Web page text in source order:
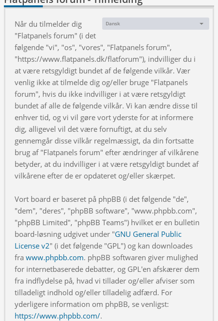
Sprog:
Dansk
Når du tilmelder dig
"Flatpanels forum" (i det
følgende "vi", "os", "vores", "Flatpanels forum",
"https://www.flatpanels.dk/flatforum"), indvilliger du i
at være retsgyldigt bundet af de følgende vilkår. Vær
venlig ikke at tilmelde dig og/eller bruge "Flatpanels
forum", hvis du ikke indvilliger i at være retsgyldigt
bundet af alle de følgende vilkår. Vi kan ændre disse til
enhver tid, og vi vil gøre vort yderste for at informere
dig, alligevel vil det være fornuftigt, at du selv
gennemgår disse vilkår regelmæssigt, da din fortsatte
brug af "Flatpanels forum" efter ændringer af vilkårene
betyder, at du indvilliger i at være retsgyldigt bundet af
vilkårene efter de er opdateret og/eller skærpet.
Vort board er baseret på phpBB (i det følgende "de",
"dem", "deres", "phpBB software", "www.phpbb.com",
"phpBB Limited", "phpBB Teams") hvilket er en bulletin
board-løsning udgivet under "GNU General Public
License v2" (i det følgende "GPL") og kan downloades
fra www.phpbb.com. phpBB softwaren giver mulighed
for internetbaserede debatter, og GPL'en afskærer dem
fra indflydelse på, hvad vi tillader og/eller afviser som
tilladeligt indhold og/eller tilladelig adfærd. For
yderligere information om phpBB, se venligst:
https://www.phpbb.com/.